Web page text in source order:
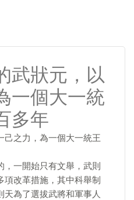
武狀元，以
一個大一統
多年
己之力，為一個大一統王
一開始只有文舉，武則
改革措施，其中科舉制
天為了選拔武將和軍事人